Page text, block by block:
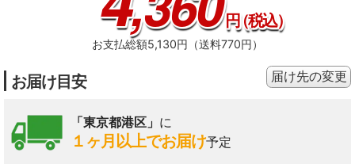
円（税込）
お支払総額5,130円（送料770円）
お届け目安
「東京都港区」 に
１ヶ月以上でお届け予定
届け先の変更